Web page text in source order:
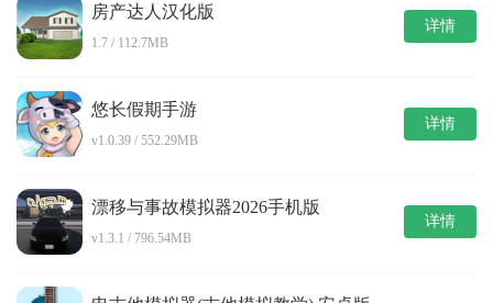
房产达人汉化版
1.7 / 112.7MB
详情
悠长假期手游
v1.0.39 / 552.29MB
详情
漂移与事故模拟器2026手机版
v1.3.1 / 796.54MB
详情